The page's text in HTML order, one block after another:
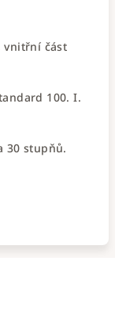
vnitřní část
100. I.
30 stupňů.